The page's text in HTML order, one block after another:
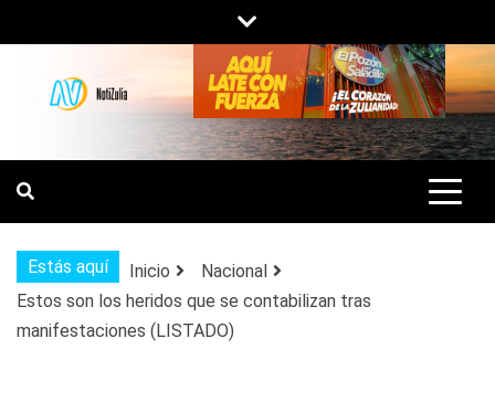
al
contenido
NOTIZULIA
NOTICIAS DEL ZULIA, VENEZUELA Y
DE INTERÉS GENERAL.
Estás aquí Inicio
Nacional
Estos son los heridos que se contabilizan tras
manifestaciones (LISTADO)